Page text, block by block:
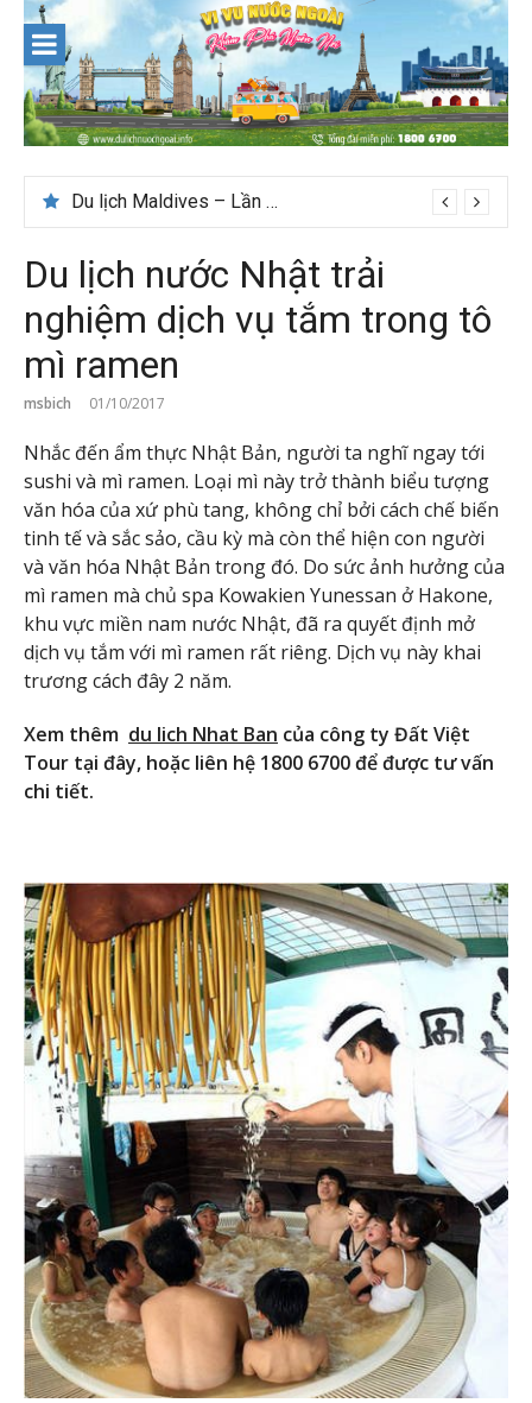
content
Du lịch Maldives – Lần đầu nên đi đâu, chơi gì?
Du lịch nước Nhật trải
nghiệm dịch vụ tắm trong tô
mì ramen
msbich 01/10/2017
Nhắc đến ẩm thực Nhật Bản, người ta nghĩ ngay tới
sushi và mì ramen. Loại mì này trở thành biểu tượng
văn hóa của xứ phù tang, không chỉ bởi cách chế biến
tinh tế và sắc sảo, cầu kỳ mà còn thể hiện con người
và văn hóa Nhật Bản trong đó. Do sức ảnh hưởng của
mì ramen mà chủ spa Kowakien Yunessan ở Hakone,
khu vực miền nam nước Nhật, đã ra quyết định mở
dịch vụ tắm với mì ramen rất riêng. Dịch vụ này khai
trương cách đây 2 năm.
Xem thêm du lich Nhat Ban của công ty Đất Việt
Tour tại đây, hoặc liên hệ 1800 6700 để được tư vấn
chi tiết.